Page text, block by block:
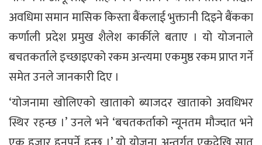
अवधिमा समान मासिक किस्ता बैंकलाई भुक्तानी दिइने बैंकका
कर्णाली प्रदेश प्रमुख शैलेश कार्कीले बताए । यो योजनाले
बचतकर्ताले इच्छाइएको रकम अन्त्यमा एकमुष्ठ रकम प्राप्त गर्ने
समेत उनले जानकारी दिए ।
‘योजनामा खोलिएको खाताको ब्याजदर खाताको अवधिभर
स्थिर रहन्छ ।’ उनले भने ‘बचतकर्ताको न्यूनतम मौज्दात भने